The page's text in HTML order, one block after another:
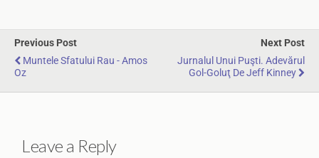
Previous Post
Muntele Sfatului Rau - Amos
Oz
Next Post
Jurnalul Unui Puşti. Adevărul
Gol-Goluţ De Jeff Kinney
Leave a Reply